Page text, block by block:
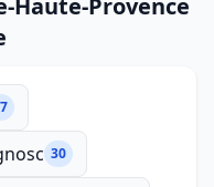
Haute-Provence
30